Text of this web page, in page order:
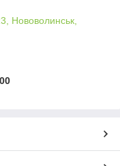
Нововолинськ,